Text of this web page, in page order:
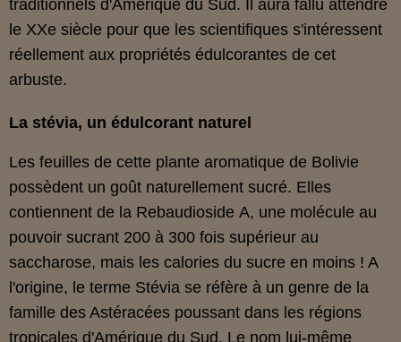
traditionnels d'Amérique du Sud. Il aura fallu attendre
le XXe siècle pour que les scientifiques s'intéressent
réellement aux propriétés édulcorantes de cet
arbuste.
La stévia, un édulcorant naturel
Les feuilles de cette plante aromatique de Bolivie
possèdent un goût naturellement sucré. Elles
contiennent de la Rebaudioside A, une molécule au
pouvoir sucrant 200 à 300 fois supérieur au
saccharose, mais les calories du sucre en moins ! A
l'origine, le terme Stévia se réfère à un genre de la
famille des Astéracées poussant dans les régions
tropicales d'Amérique du Sud. Le nom lui-même